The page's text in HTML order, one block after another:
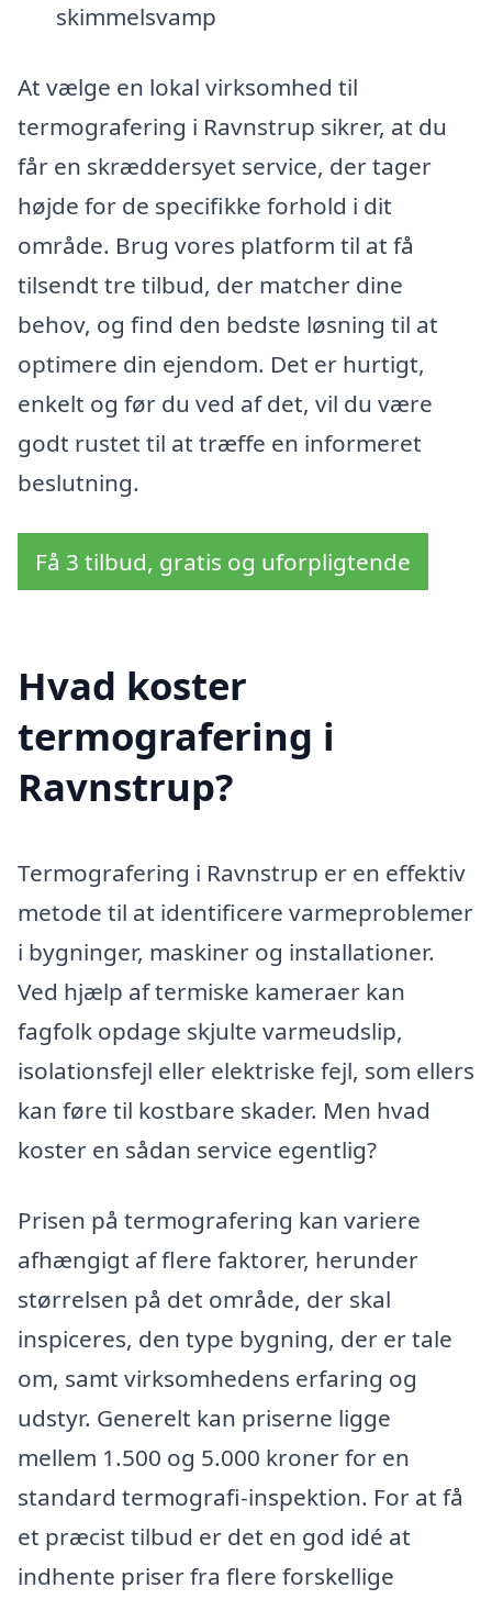
skimmelsvamp
At vælge en lokal virksomhed til
termografering i Ravnstrup sikrer, at du
får en skræddersyet service, der tager
højde for de specifikke forhold i dit
område. Brug vores platform til at få
tilsendt tre tilbud, der matcher dine
behov, og find den bedste løsning til at
optimere din ejendom. Det er hurtigt,
enkelt og før du ved af det, vil du være
godt rustet til at træffe en informeret
beslutning.
Få 3 tilbud, gratis og uforpligtende
Hvad koster
termografering i
Ravnstrup?
Termografering i Ravnstrup er en effektiv
metode til at identificere varmeproblemer
i bygninger, maskiner og installationer.
Ved hjælp af termiske kameraer kan
fagfolk opdage skjulte varmeudslip,
isolationsfejl eller elektriske fejl, som ellers
kan føre til kostbare skader. Men hvad
koster en sådan service egentlig?
Prisen på termografering kan variere
afhængigt af flere faktorer, herunder
størrelsen på det område, der skal
inspiceres, den type bygning, der er tale
om, samt virksomhedens erfaring og
udstyr. Generelt kan priserne ligge
mellem 1.500 og 5.000 kroner for en
standard termografi-inspektion. For at få
et præcist tilbud er det en god idé at
indhente priser fra flere forskellige